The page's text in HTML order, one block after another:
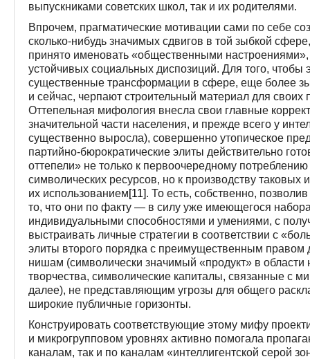
выпускниками советских школ, так и их родителями.
Впрочем, прагматические мотивации сами по себе
сколько-нибудь значимых сдвигов в той зыбкой
принято именовать «общественными настроениями»,
устойчивых социальных диспозиций. Для того,
существенные трансформации в сфере, еще более
и сейчас, черпают строительный материал для своих
Оттепельная мифология внесла свои главные
значительной части населения, и прежде всего у
существенно выросла), совершенно утопическое
партийно-бюрократические элиты действительно
оттепели» не только к первоочередному
символических ресурсов, но к производству таковых
их использованием[11]. То есть, собственно,
то, что они по факту — в силу уже имеющегося
индивидуальными способностями и умениями, с
выстраивать личные стратегии в соответствии с
элиты второго порядка с преимущественным правом
нишам (символически значимый «продукт» в области
творчества, символические капиталы, связанные с
далее), не представляющим угрозы для общего
широкие публичные горизонты.
Конструировать соответствующие этому мифу
и микрогрупповом уровнях активно помогала
каналам, так и по каналам «интеллигентской серой